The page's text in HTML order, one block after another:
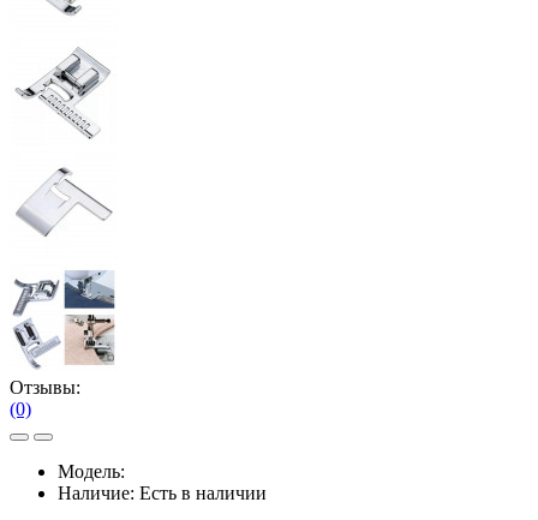
Отзывы:
(0)
Модель:
Наличие: Есть в наличии